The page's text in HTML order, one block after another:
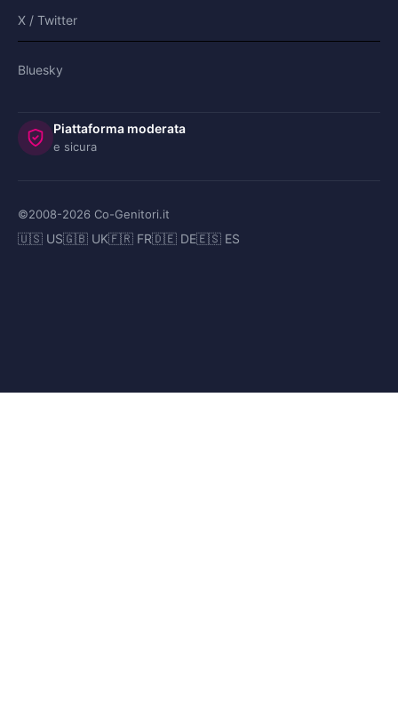
X / Twitter
Bluesky
Piattaforma moderata
e sicura
©2008-2026 Co-Genitori.it
🇺🇸 US🇬🇧 UK🇫🇷 FR🇩🇪 DE🇪🇸 ES